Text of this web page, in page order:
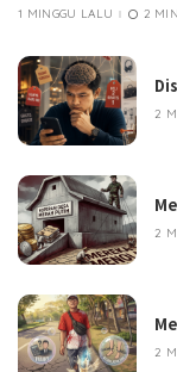
1 MINGGU LALU 2
2
2
2